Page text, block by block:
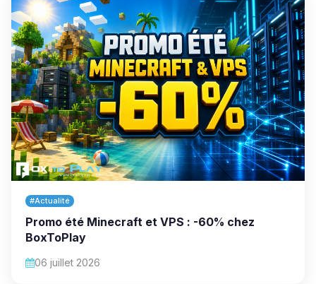
#Actualité
Promo été Minecraft et VPS : -60% chez
BoxToPlay
06 juillet 2026